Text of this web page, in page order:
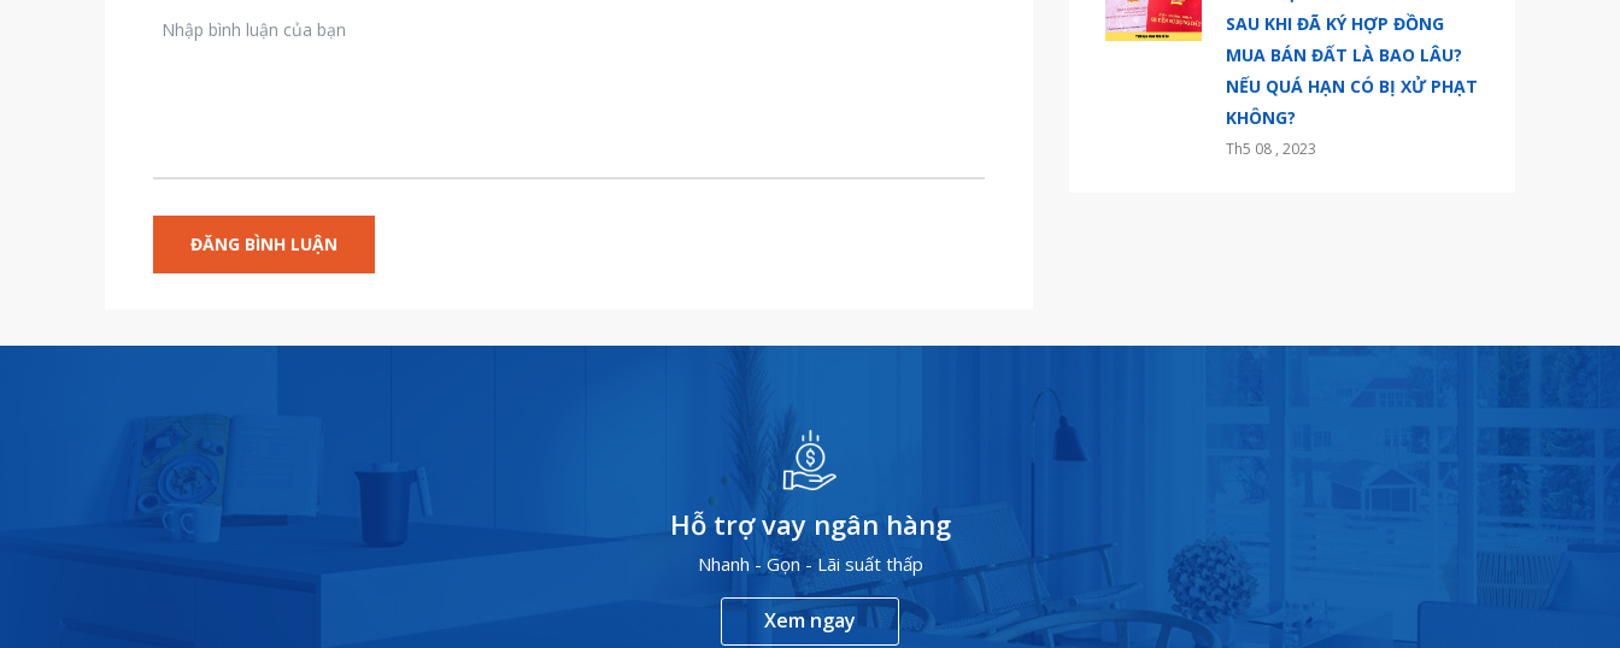
SAU KHI ĐÃ KÝ HỢP ĐỒNG
MUA BÁN ĐẤT LÀ BAO LÂU?
NẾU QUÁ HẠN CÓ BỊ XỬ PHẠT
KHÔNG?
Th5 08 , 2023
Hỗ trợ vay ngân hàng
Nhanh - Gọn - Lãi suất thấp
Xem ngay